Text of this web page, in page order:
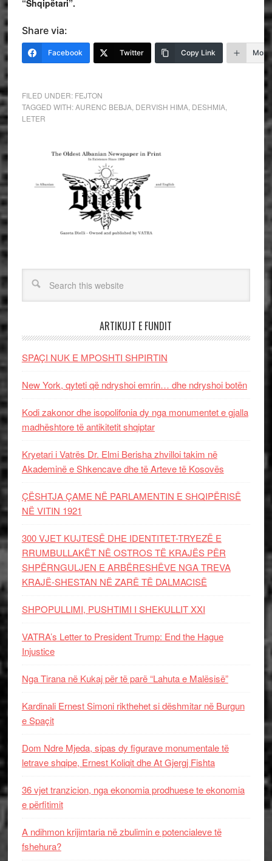
“Shqipëtari”.
Share via:
Facebook Twitter Copy Link More
FILED UNDER: FEJTON
TAGGED WITH:AURENC BEBJA, DERVISH HIMA, DESHMIA,
LETER
ARTIKUJT E FUNDIT
SPAÇI NUK E MPOSHTI SHPIRTIN
New York, qyteti që ndryshoi emrin… dhe ndryshoi botën
Kodi zakonor dhe isopolifonia dy nga monumentet e gjalla
madhështore të antikitetit shqiptar
Kryetari i Vatrës Dr. Elmi Berisha zhvilloi takim në
Akademinë e Shkencave dhe të Arteve të Kosovës
ÇËSHTJA ÇAME NË PARLAMENTIN E SHQIPËRISË
NË VITIN 1921
300 VJET KUJTESË DHE IDENTITET-TRYEZË E
RRUMBULLAKËT NË OSTROS TË KRAJËS PËR
SHPËRNGULJEN E ARBËRESHËVE NGA TREVA
KRAJË-SHESTAN NË ZARË TË DALMACISË
SHPOPULLIMI, PUSHTIMI I SHEKULLIT XXI
VATRA’s Letter to President Trump: End the Hague
Injustice
Nga Tirana në Kukaj për të parë “Lahuta e Malësisë”
Kardinali Ernest Simoni rikthehet si dëshmitar në Burgun
e Spaçit
Dom Ndre Mjeda, sipas dy figurave monumentale të
letrave shqipe, Ernest Koliqit dhe At Gjergj Fishta
36 vjet tranzicion, nga ekonomia prodhuese te ekonomia
e përfitimit
A ndihmon krijimtaria në zbulimin e potencialeve të
fshehura?